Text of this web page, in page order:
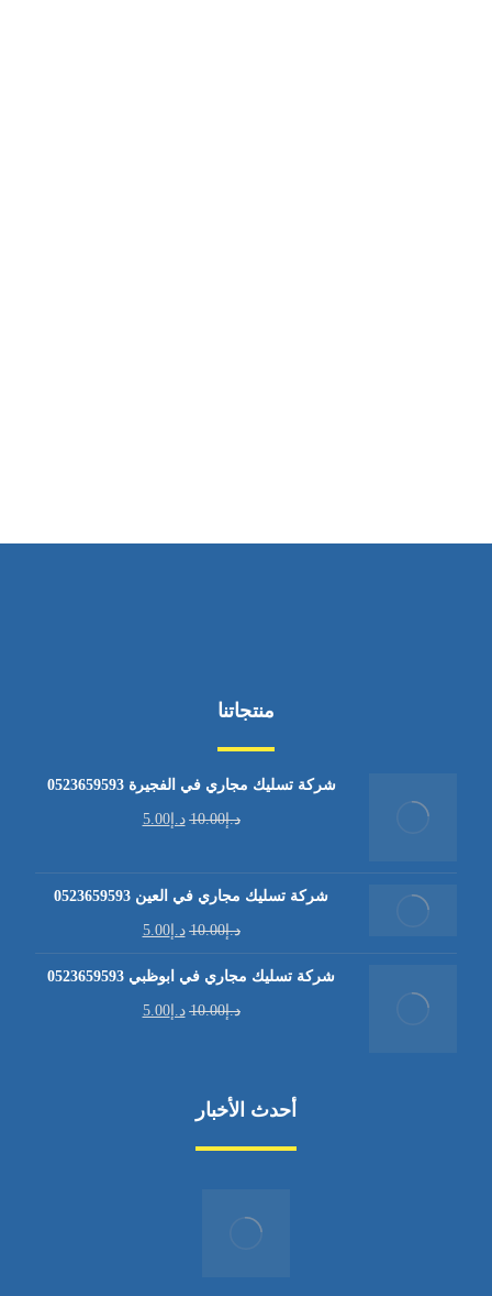
منتجاتنا
شركة تسليك مجاري في الفجيرة 0523659593
د.إ10.00 د.إ5.00
شركة تسليك مجاري في العين 0523659593
د.إ10.00 د.إ5.00
شركة تسليك مجاري في ابوظبي 0523659593
د.إ10.00 د.إ5.00
أحدث الأخبار